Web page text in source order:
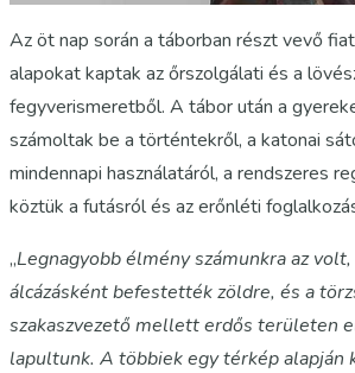
Az öt nap során a táborban részt vevő
alapokat kaptak az őrszolgálati és a
fegyverismeretből. A tábor után a
számoltak be a történtekről, a katonai
mindennapi használatáról, a rendszeres
köztük a futásról és az erőnléti
„Legnagyobb élmény számunkra az
álcázásként befestették zöldre, és a
szakaszvezető mellett erdős területen
lapultunk. A többiek egy térkép alapján